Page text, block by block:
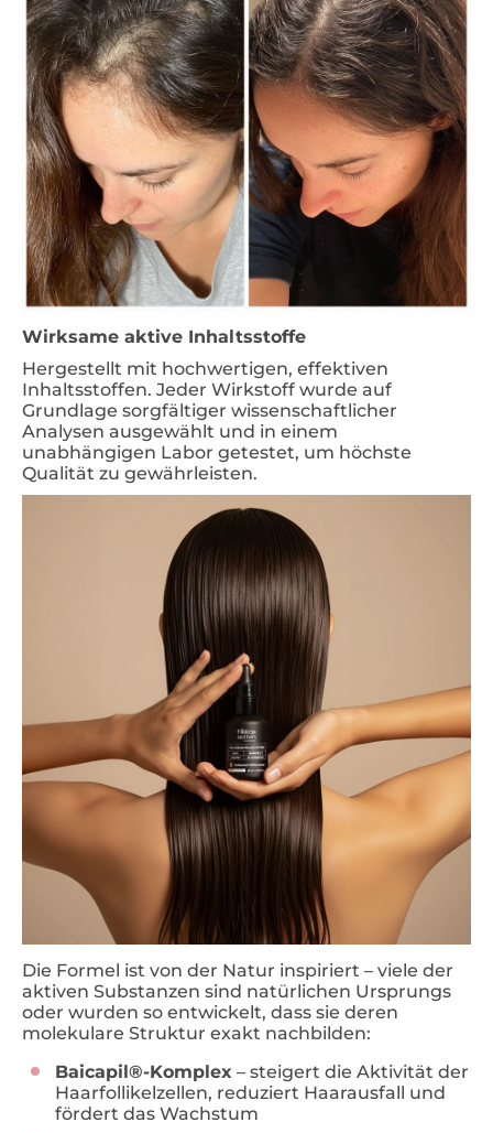
Wirksame aktive Inhaltsstoffe
Hergestellt mit hochwertigen, effektiven
Inhaltsstoffen. Jeder Wirkstoff wurde auf
Grundlage sorgfältiger wissenschaftlicher
Analysen ausgewählt und in einem
unabhängigen Labor getestet, um höchste
Qualität zu gewährleisten.
Die Formel ist von der Natur inspiriert – viele der
aktiven Substanzen sind natürlichen Ursprungs
oder wurden so entwickelt, dass sie deren
molekulare Struktur exakt nachbilden:
Baicapil®-Komplex – steigert die Aktivität der
Haarfollikelzellen, reduziert Haarausfall und
fördert das Wachstum